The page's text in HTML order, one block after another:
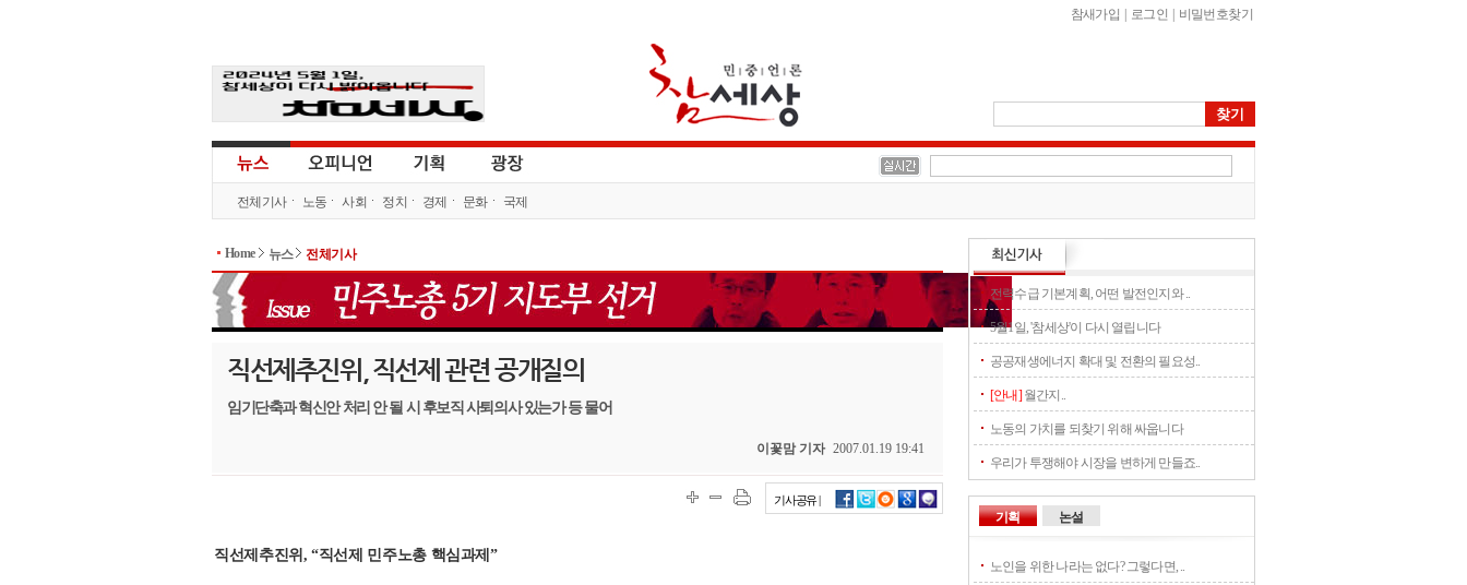
참새가입 로그인 비밀번호찾기
전체기사 노동 사회 정치 경제 문화 국제
Home 뉴스 전체기사
직선제추진위, 직선제 관련 공개질의
임기단축과 혁신안 처리 안 될 시 후보직 사퇴의사 있는가 등 물어
이꽃맘 기자 2007.01.19 19:41
기사공유 |
직선제추진위, “직선제 민주노총 핵심과제”
전력수급 기본계획, 어떤 발전인지와 ..
5월1일, '참세상'이 다시 열립니다
공공재생에너지 확대 및 전환의 필요성..
[안내]월간지..
노동의 가치를 되찾기 위해 싸웁니다
우리가 투쟁해야 시장을 변하게 만들죠..
기획
노인을 위한 나라는 없다? 그렇다면, ..
논설